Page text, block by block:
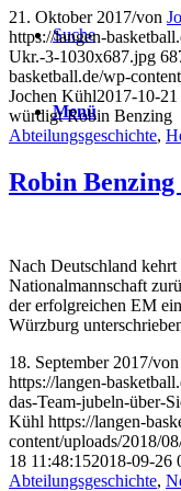
Suche
Menü
21. Oktober 2017/von
https://langen-
Ukr.-3-1030x687.jpg
basketball.de/wp-
Jochen Kühl2017-10-
würdigt Robin Benzing
Abteilungsgeschichte,
Robin
Nach Deutschland
Nationalmannschaft
der erfolgreichen EM
Würzburg
18. September 2017/von
https://langen-
das-Team-jubeln-über-
Kühl https://langen-
content/uploads/2018/
18 11:48:152018-09-26
Abteilungsgeschichte,